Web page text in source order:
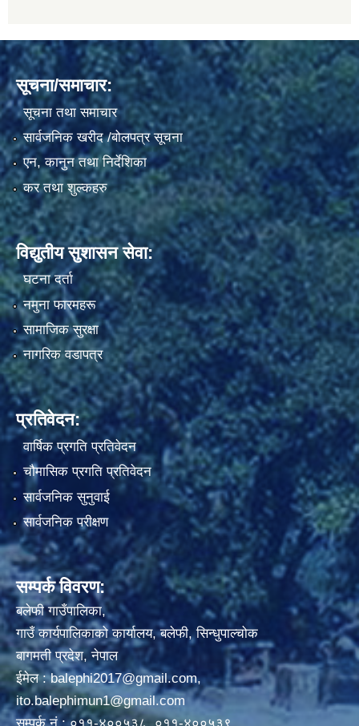
सूचना/समाचार:
सूचना तथा समाचार
सार्वजनिक खरीद /बोलपत्र सूचना
एन, कानुन तथा निर्देशिका
कर तथा शुल्कहरु
विद्युतीय सुशासन सेवा:
घटना दर्ता
नमुना फारमहरू
सामाजिक सुरक्षा
नागरिक वडापत्र
प्रतिवेदन:
वार्षिक प्रगति प्रतिवेदन
चौमासिक प्रगति प्रतिवेदन
सार्वजनिक सुनुवाई
सार्वजनिक परीक्षण
सम्पर्क विवरण:
बलेफी गाउँपालिका,
गाउँ कार्यपालिकाको कार्यालय, बलेफी, सिन्धुपाल्चोक
बागमती प्रदेश, नेपाल
ईमेल :balephi2017@gmail.com,
ito.balephimun1@gmail.com